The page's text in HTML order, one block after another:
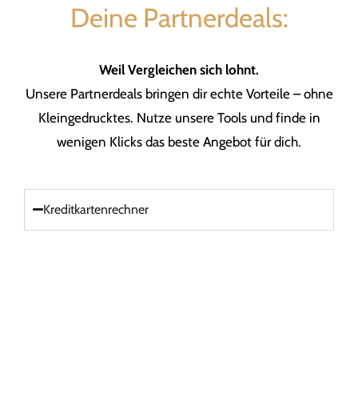
Deine Partnerdeals:
Weil Vergleichen sich lohnt.
Unsere Partnerdeals bringen dir echte Vorteile – ohne
Kleingedrucktes. Nutze unsere Tools und finde in
wenigen Klicks das beste Angebot für dich.
Kreditkartenrechner